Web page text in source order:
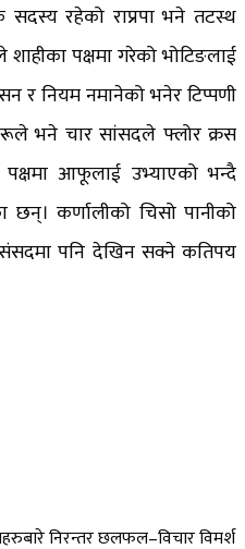
सदस्य रहेको राप्रपा भने तटस्थ
पक्षमा गरेको भोटिङलाई
र नियम नमानेको भनेर टिप्पणी
भने चार सांसदले फ्लोर क्रस
आफूलाई उभ्याएको भन्दै
कर्णालीको चिसो पानीको
संसदमा पनि देखिन सक्ने कतिपय
निरन्तर छलफल–विचार विमर्श